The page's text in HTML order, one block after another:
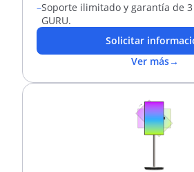
–Soporte ilimitado y garantía de
GURU.
Solicitar
Ver más→